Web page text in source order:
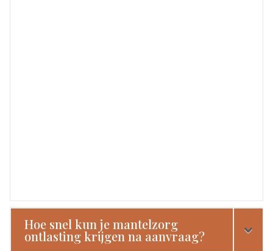
Hoe snel kun je mantelzorg
ontlasting krijgen na aanvraag?